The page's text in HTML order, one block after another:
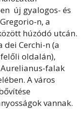
új gyalogos- és
n, a
húzódó utcán.
Cerchi-n (a
oldalán),
falak
A város
vannak.